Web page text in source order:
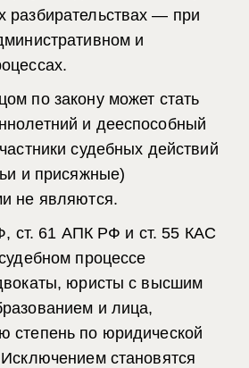
разбирательствах — при
и
по закону может стать
и дееспособный
судебных действий
и присяжные)
не являются.
ст. 61 АПК РФ и ст. 55 КАС
процессе
юристы с высшим
и лица,
степень по юридической
становятся